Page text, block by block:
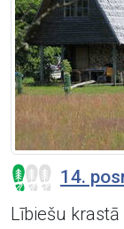
14.
Lībiešu krastā